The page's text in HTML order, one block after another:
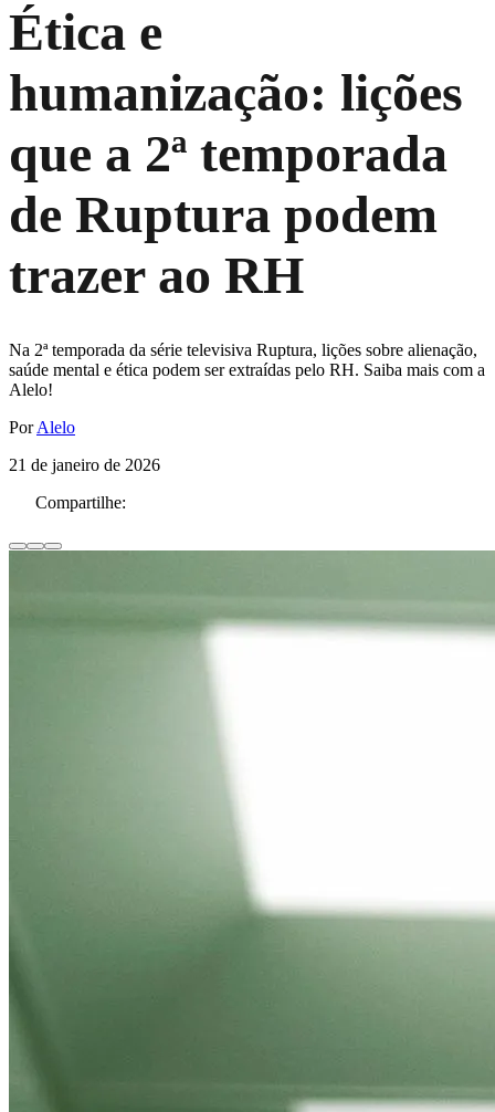
Ética e
humanização: lições
que a 2ª temporada
de Ruptura podem
trazer ao RH
Na 2ª temporada da série televisiva Ruptura, lições sobre alienação,
saúde mental e ética podem ser extraídas pelo RH. Saiba mais com a
Alelo!
PorAlelo
21 de janeiro de 2026
Compartilhe: